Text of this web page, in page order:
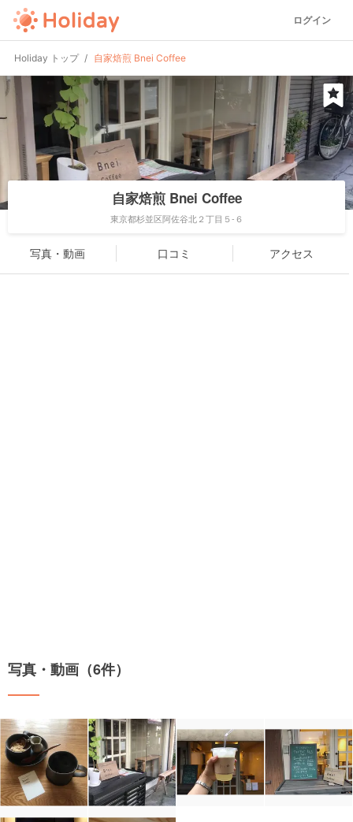
ログイン
Holiday トップ 自家焙煎 Bnei Coffee
自家焙煎 Bnei Coffee
東京都杉並区阿佐谷北２丁目５-６
写真・動画 口コミ アクセス
写真・動画（6件）